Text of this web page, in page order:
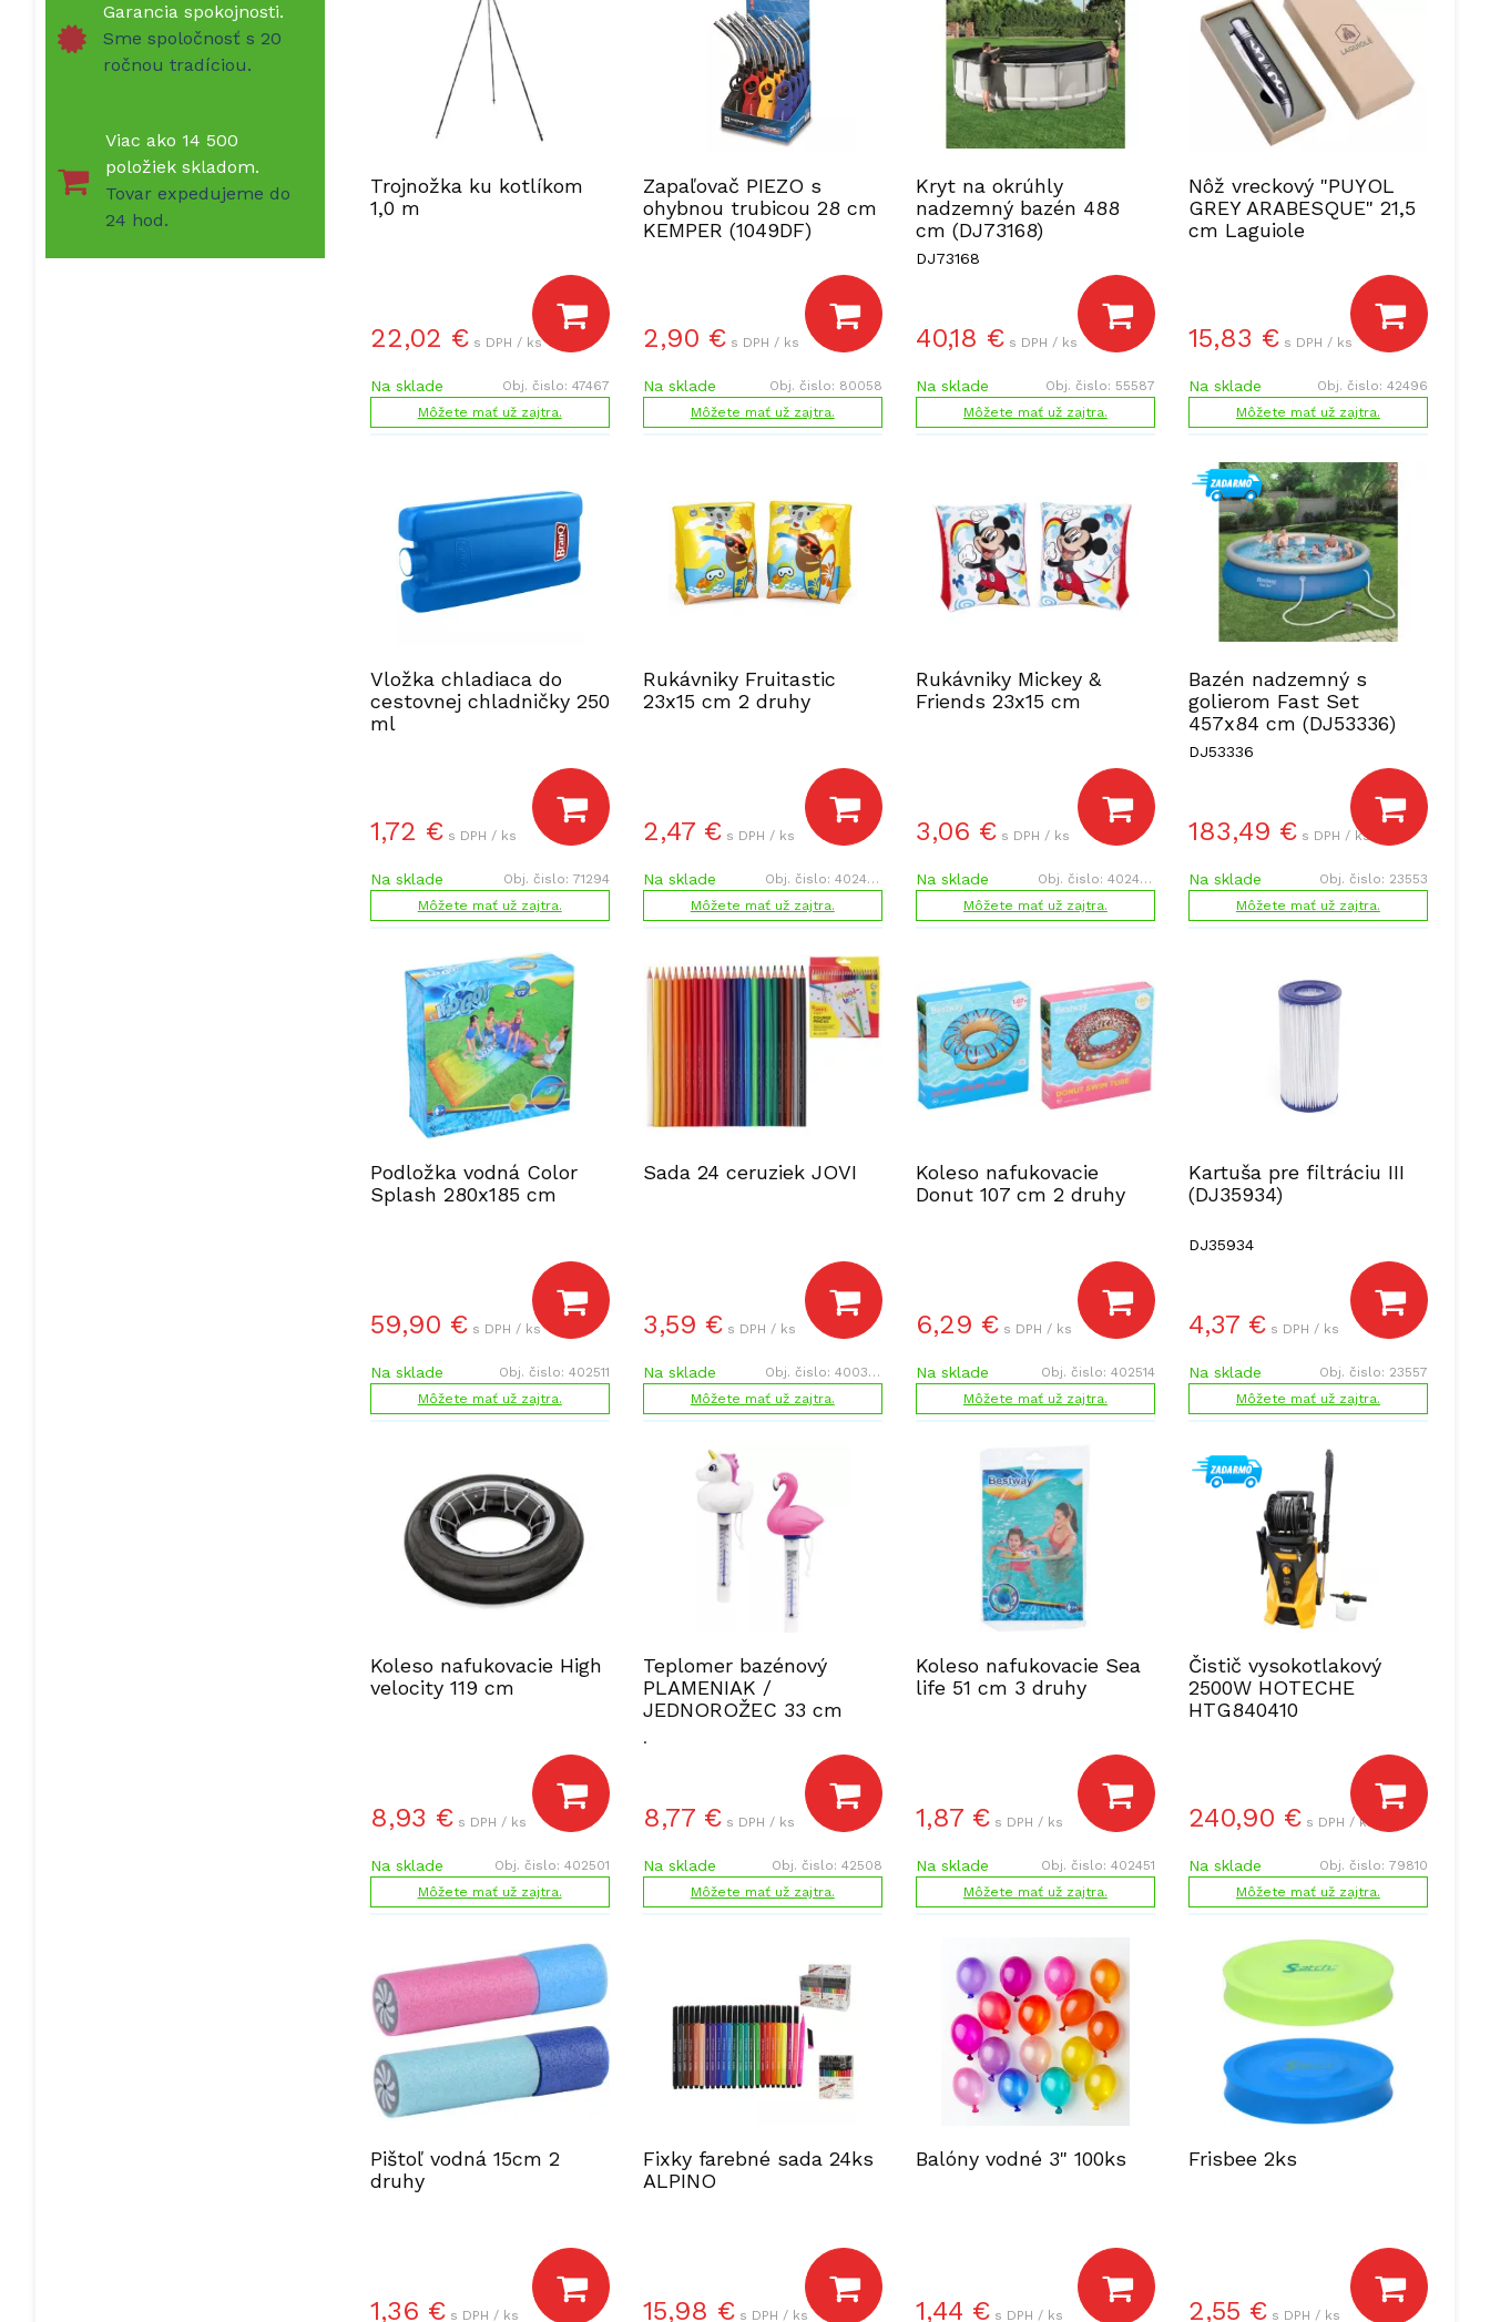
Trojnožka ku kotlíkom
1,0 m
22,02 € s DPH / ks
Na sklade Obj. čislo: 47467
Môžete mať už zajtra.
Zapaľovač PIEZO s
ohybnou trubicou 28 cm
KEMPER (1049DF)
2,90 € s DPH / ks
Na sklade Obj. čislo: 80058
Môžete mať už zajtra.
Kryt na okrúhly
nadzemný bazén 488
cm (DJ73168)
DJ73168
40,18 € s DPH / ks
Na sklade Obj. čislo: 55587
Môžete mať už zajtra.
Nôž vreckový "PUYOL
GREY ARABESQUE" 21,5
cm Laguiole
15,83 € s DPH / ks
Na sklade Obj. čislo: 42496
Môžete mať už zajtra.
Vložka chladiaca do
cestovnej chladničky 250
ml
1,72 € s DPH / ks
Na sklade Obj. čislo: 71294
Môžete mať už zajtra.
Rukávniky Fruitastic
23x15 cm 2 druhy
2,47 € s DPH / ks
Na sklade Obj. čislo: 402456
Môžete mať už zajtra.
Rukávniky Mickey &
Friends 23x15 cm
3,06 € s DPH / ks
Na sklade Obj. čislo: 402445
Môžete mať už zajtra.
Bazén nadzemný s
golierom Fast Set
457x84 cm (DJ53336)
DJ53336
183,49 € s DPH / ks
Na sklade Obj. čislo: 23553
Môžete mať už zajtra.
Podložka vodná Color
Splash 280x185 cm
59,90 € s DPH / ks
Na sklade Obj. čislo: 402511
Môžete mať už zajtra.
Sada 24 ceruziek JOVI
3,59 € s DPH / ks
Na sklade Obj. čislo: 400358
Môžete mať už zajtra.
Koleso nafukovacie
Donut 107 cm 2 druhy
6,29 € s DPH / ks
Na sklade Obj. čislo: 402514
Môžete mať už zajtra.
Kartuša pre filtráciu III
(DJ35934)
DJ35934
4,37 € s DPH / ks
Na sklade Obj. čislo: 23557
Môžete mať už zajtra.
Koleso nafukovacie High
velocity 119 cm
8,93 € s DPH / ks
Na sklade Obj. čislo: 402501
Môžete mať už zajtra.
Teplomer bazénový
PLAMENIAK /
JEDNOROŽEC 33 cm
.
8,77 € s DPH / ks
Na sklade Obj. čislo: 42508
Môžete mať už zajtra.
Koleso nafukovacie Sea
life 51 cm 3 druhy
1,87 € s DPH / ks
Na sklade Obj. čislo: 402451
Môžete mať už zajtra.
Čistič vysokotlakový
2500W HOTECHE
HTG840410
240,90 € s DPH / ks
Na sklade Obj. čislo: 79810
Môžete mať už zajtra.
Pištoľ vodná 15cm 2
druhy
1,36 € s DPH / ks
Fixky farebné sada 24ks
ALPINO
15,98 € s DPH / ks
Balóny vodné 3" 100ks
1,44 € s DPH / ks
Frisbee 2ks
2,55 € s DPH / ks
Garancia spokojnosti.
Sme spoločnosť s 20
ročnou tradíciou.
Viac ako 14 500
položiek skladom.
Tovar expedujeme do
24 hod.